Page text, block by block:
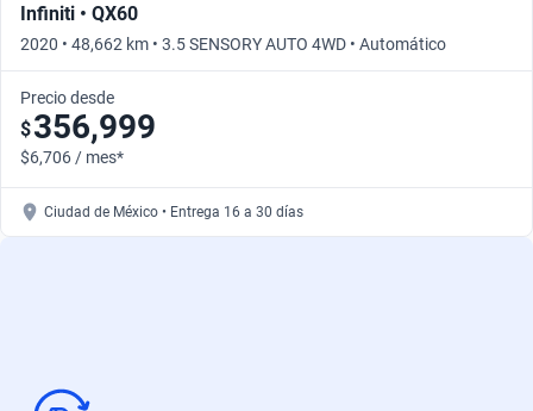
Infiniti • QX60
2020 • 48,662 km • 3.5 SENSORY AUTO 4WD • Automático
Precio desde
$356,999
$6,706 / mes*
Ciudad de México • Entrega 16 a 30 días